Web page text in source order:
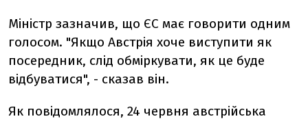
Міністр зазначив, що ЄС має говорити одним
голосом. "Якщо Австрія хоче виступити як
посередник, слід обміркувати, як це буде
відбуватися", - сказав він.
Як повідомлялося, 24 червня австрійська